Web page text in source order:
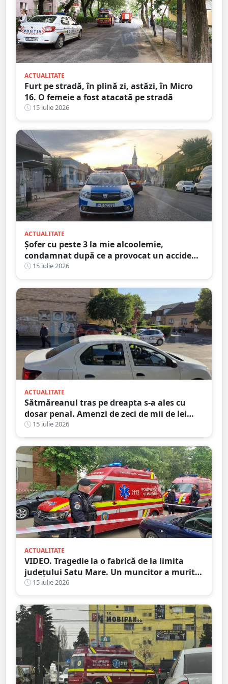
ACTUALITATE
Furt pe stradă, în plină zi, astăzi, în Micro
16. O femeie a fost atacată pe stradă
15 iulie 2026
ACTUALITATE
Șofer cu peste 3 la mie alcoolemie,
condamnat după ce a provocat un accident
dimineața. Ce explicație le-a dat
judecătorilor
15 iulie 2026
ACTUALITATE
Sătmăreanul tras pe dreapta s-a ales cu
dosar penal. Amenzi de zeci de mii de lei
date ieri de polițiști
15 iulie 2026
ACTUALITATE
VIDEO. Tragedie la o fabrică de la limita
județului Satu Mare. Un muncitor a murit
după ce o bucată de lemn i-a străpuns
abdomenul
15 iulie 2026